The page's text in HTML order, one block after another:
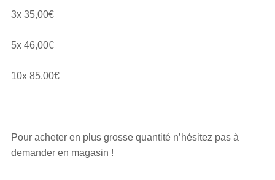
3x 35,00€
5x 46,00€
10x 85,00€
Pour acheter en plus grosse quantité n’hésitez pas à
demander en magasin !